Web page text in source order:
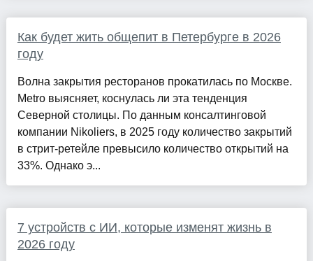
Как будет жить общепит в Петербурге в 2026
году
Волна закрытия ресторанов прокатилась по Москве.
Metro выясняет, коснулась ли эта тенденция
Северной столицы. По данным консалтинговой
компании Nikoliers, в 2025 году количество закрытий
в стрит-ретейле превысило количество открытий на
33%. Однако э...
7 устройств с ИИ, которые изменят жизнь в
2026 году